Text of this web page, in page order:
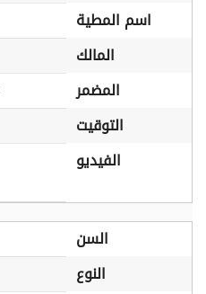
اسم المطية
المالك
المضمر
التوقيت
الفيديو
السن
النوع